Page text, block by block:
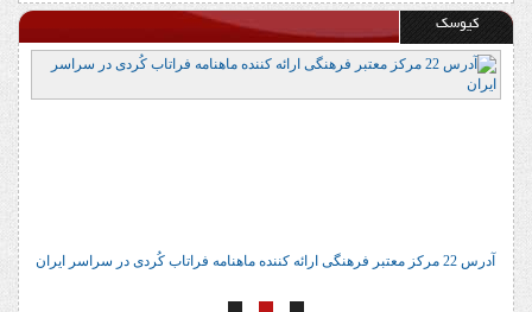
کیوسک
آدرس 22 مرکز معتبر فرهنگی ارائه کننده ماهنامه فراتاب کُردی در سراسر ایران